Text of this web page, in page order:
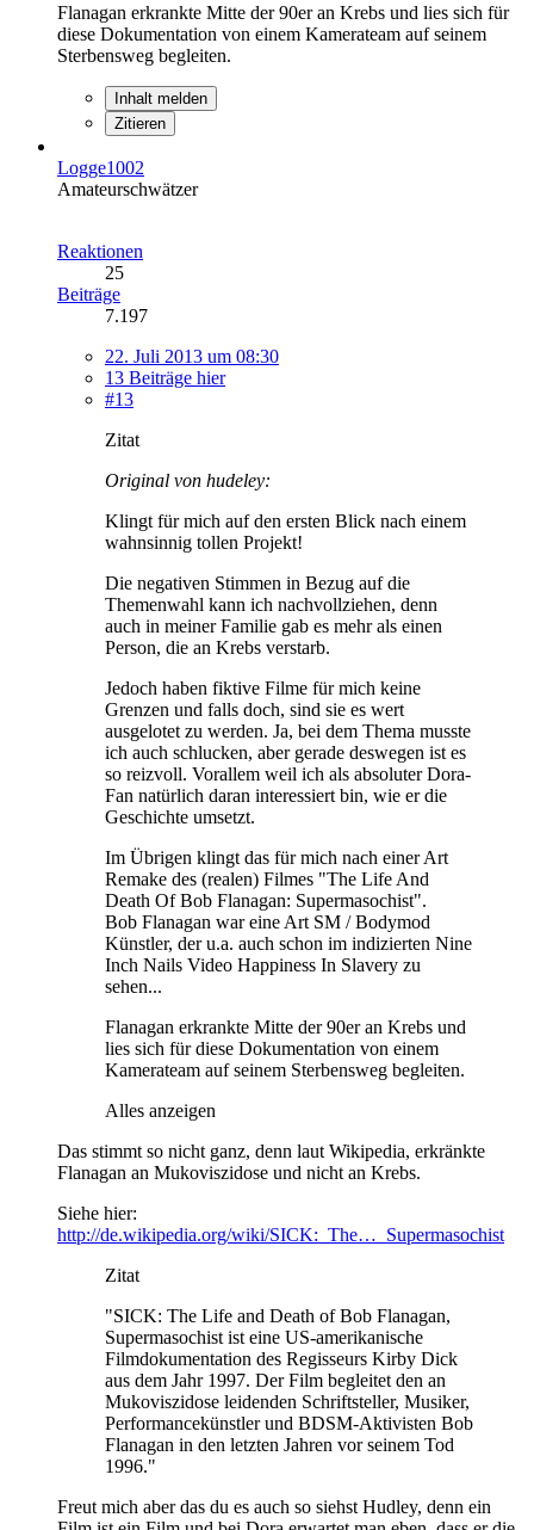
Flanagan erkrankte Mitte der 90er an Krebs und lies sich für
diese Dokumentation von einem Kamerateam auf seinem
Sterbensweg begleiten.
Inhalt melden
Zitieren
Logge1002
Amateurschwätzer
Reaktionen
25
Beiträge
7.197
22. Juli 2013 um 08:30
13 Beiträge hier
#13
Zitat
Original von hudeley:
Klingt für mich auf den ersten Blick nach einem
wahnsinnig tollen Projekt!
Die negativen Stimmen in Bezug auf die
Themenwahl kann ich nachvollziehen, denn
auch in meiner Familie gab es mehr als einen
Person, die an Krebs verstarb.
Jedoch haben fiktive Filme für mich keine
Grenzen und falls doch, sind sie es wert
ausgelotet zu werden. Ja, bei dem Thema musste
ich auch schlucken, aber gerade deswegen ist es
so reizvoll. Vorallem weil ich als absoluter Dora-
Fan natürlich daran interessiert bin, wie er die
Geschichte umsetzt.
Im Übrigen klingt das für mich nach einer Art
Remake des (realen) Filmes "The Life And
Death Of Bob Flanagan: Supermasochist".
Bob Flanagan war eine Art SM / Bodymod
Künstler, der u.a. auch schon im indizierten Nine
Inch Nails Video Happiness In Slavery zu
sehen...
Flanagan erkrankte Mitte der 90er an Krebs und
lies sich für diese Dokumentation von einem
Kamerateam auf seinem Sterbensweg begleiten.
Alles anzeigen
Das stimmt so nicht ganz, denn laut Wikipedia, erkränkte
Flanagan an Mukoviszidose und nicht an Krebs.
Siehe hier:
http://de.wikipedia.org/wiki/SICK:_The…_Supermasochist
Zitat
"SICK: The Life and Death of Bob Flanagan,
Supermasochist ist eine US-amerikanische
Filmdokumentation des Regisseurs Kirby Dick
aus dem Jahr 1997. Der Film begleitet den an
Mukoviszidose leidenden Schriftsteller, Musiker,
Performancekünstler und BDSM-Aktivisten Bob
Flanagan in den letzten Jahren vor seinem Tod
1996."
Freut mich aber das du es auch so siehst Hudley, denn ein